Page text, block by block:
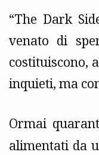
“The Dark
venato di
costituiscono,
inquieti, ma
Ormai
alimentati da